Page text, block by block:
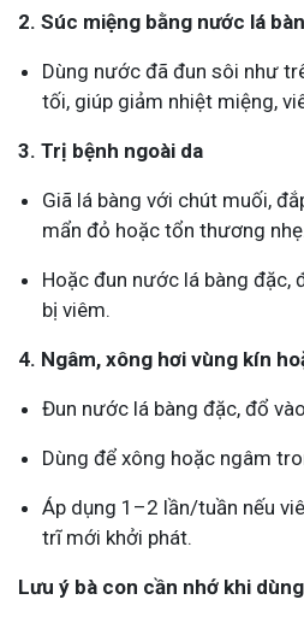
2. Súc miệng bằng nước lá
Dùng nước đã đun sôi như
tối, giúp giảm nhiệt miệng,
3. Trị bệnh ngoài da
Giã lá bàng với chút muối,
mẩn đỏ hoặc tổn thương
Hoặc đun nước lá bàng đặc,
bị viêm.
4. Ngâm, xông hơi vùng kín
Đun nước lá bàng đặc, đổ
Dùng để xông hoặc ngâm
Áp dụng 1–2 lần/tuần nếu
trĩ mới khởi phát.
Lưu ý bà con cần nhớ khi